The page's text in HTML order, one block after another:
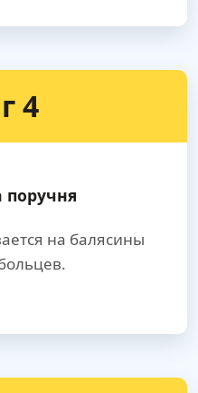
4
поручня
на балясины